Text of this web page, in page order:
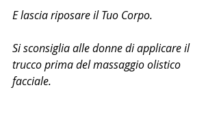
E lascia riposare il Tuo Corpo.
Si sconsiglia alle donne di applicare il
trucco prima del massaggio olistico
facciale.